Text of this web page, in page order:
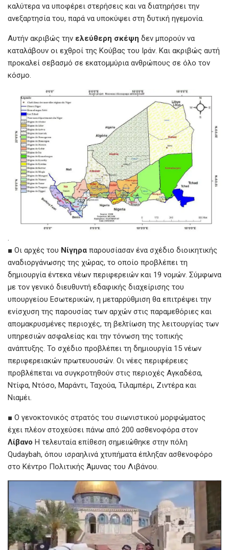
καλύτερα να υποφέρει στερήσεις και να διατηρήσει την
ανεξαρτησία του, παρά να υποκύψει στη δυτική ηγεμονία.
Αυτήν ακριβώς την ελεύθερη σκέψη δεν μπορούν να
καταλάβουν οι εχθροί της Κούβας του Ιράν. Και ακριβώς αυτή
προκαλεί σεβασμό σε εκατομμύρια ανθρώπους σε όλο τον
κόσμο.
.
■ Οι αρχές του Νίγηρα παρουσίασαν ένα σχέδιο διοικητικής
αναδιοργάνωσης της χώρας, το οποίο προβλέπει τη
δημιουργία έντεκα νέων περιφερειών και 19 νομών. Σύμφωνα
με τον γενικό διευθυντή εδαφικής διαχείρισης του
υπουργείου Εσωτερικών, η μεταρρύθμιση θα επιτρέψει την
ενίσχυση της παρουσίας των αρχών στις παραμεθόριες και
απομακρυσμένες περιοχές, τη βελτίωση της λειτουργίας των
υπηρεσιών ασφαλείας και την τόνωση της τοπικής
ανάπτυξης. Το σχέδιο προβλέπει τη δημιουργία 15 νέων
περιφερειακών πρωτευουσών. Οι νέες περιφέρειες
προβλέπεται να συγκροτηθούν στις περιοχές Αγκαδέσα,
Ντίφα, Ντόσο, Μαράντι, Ταχούα, Τιλαμπέρι, Ζιντέρα και
Νιαμέι.
■ Ο γενοκτονικός στρατός του σιωνιστικού μορφώματος
έχει πλέον στοχεύσει πάνω από 200 ασθενοφόρα στον
Λίβανο Η τελευταία επίθεση σημειώθηκε στην πόλη
Qudaybah, όπου ισραηλινά χτυπήματα έπληξαν ασθενοφόρο
στο Κέντρο Πολιτικής Άμυνας του Λιβάνου.